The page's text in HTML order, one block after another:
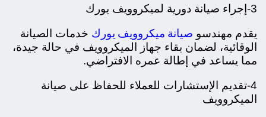
3-إجراء صيانة دورية لميكروويف يورك
يقدم مهندسو صيانة ميكروويف يورك خدمات الصيانة
الوقائية، لضمان بقاء جهاز الميكروويف في حالة جيدة،
مما يساعد في إطالة عمره الافتراضي.
4-تقديم الإستشارات للعملاء للحفاظ على صيانة
الميكروويف